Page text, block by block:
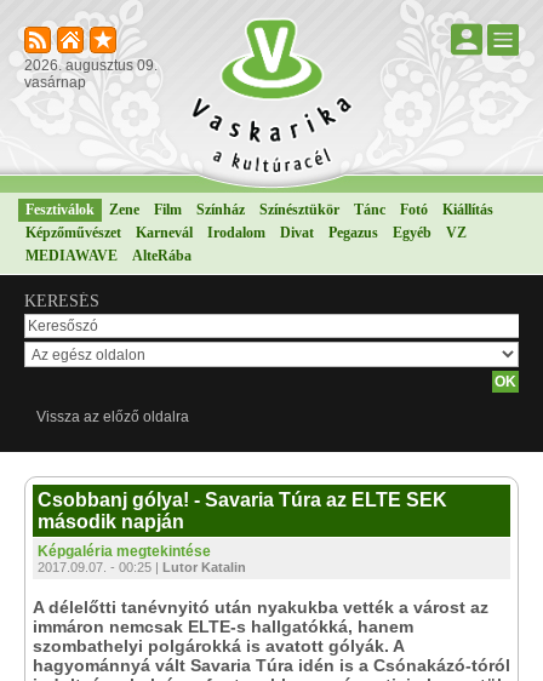
2026. augusztus 09.
vasárnap
Fesztiválok Zene Film Színház Színésztükör Tánc Fotó
Kiállítás
Képzőművészet
Karnevál Irodalom Divat Pegazus Egyéb
VZ
MEDIAWAVE
AlteRába
KERESÉS
Vissza az előző oldalra
Csobbanj gólya! - Savaria Túra az ELTE SEK
második napján
Képgaléria megtekintése
2017.09.07. - 00:25 | Lutor Katalin
A délelőtti tanévnyitó után nyakukba vették a várost az
immáron nemcsak ELTE-s hallgatókká, hanem
szombathelyi polgárokká is avatott gólyák. A
hagyománnyá vált Savaria Túra idén is a Csónakázó-tóról